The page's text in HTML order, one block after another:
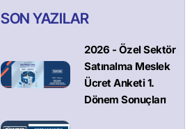
SON YAZILAR
2026 - Özel Sektör
Satınalma Meslek
Ücret Anketi 1.
Dönem Sonuçları